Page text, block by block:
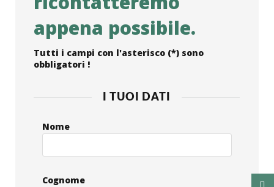
appena possibile.
Tutti i campi con l'asterisco (*) sono
obbligatori !
I TUOI DATI
Nome
Cognome